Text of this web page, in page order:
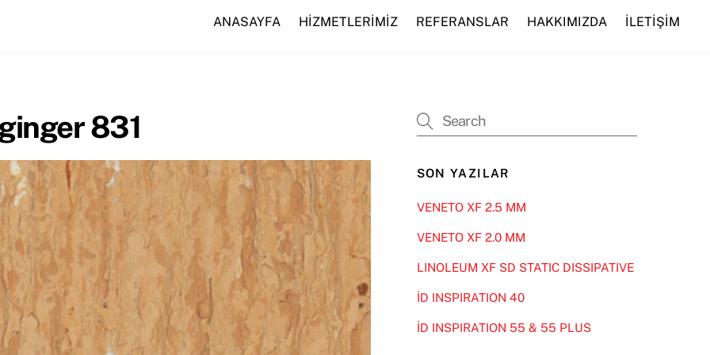
ANASAYFA HİZMETLERİMİZ REFERANSLAR HAKKIMIZDA İLETİŞİM
831
SON YAZILAR
VENETO XF 2.5 MM
VENETO XF 2.0 MM
LINOLEUM XF SD STATIC DISSIPATIVE
İD INSPIRATION 40
İD INSPIRATION 55 & 55 PLUS